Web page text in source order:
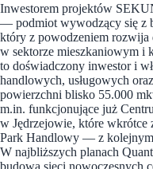
Inwestorem projektów
— podmiot wywodzący się z
który z powodzeniem rozwija
w sektorze mieszkaniowym i
to doświadczony inwestor i
handlowych, usługowych
powierzchni blisko 55.000
m.in. funkcjonujące już
w Jędrzejowie, które wkrótce
Park Handlowy — z
W najbliższych planach
budowa sieci nowoczesnych